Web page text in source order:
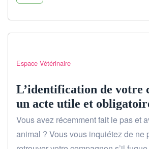
Espace Vétérinaire
L’identification de votre
un acte utile et
Vous avez récemment fait le pas et
animal ? Vous vous inquiétez de ne